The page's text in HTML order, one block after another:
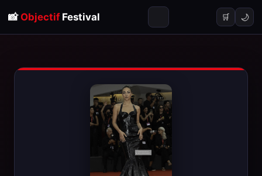
📸 ObjectifFestival 🛒 🌙